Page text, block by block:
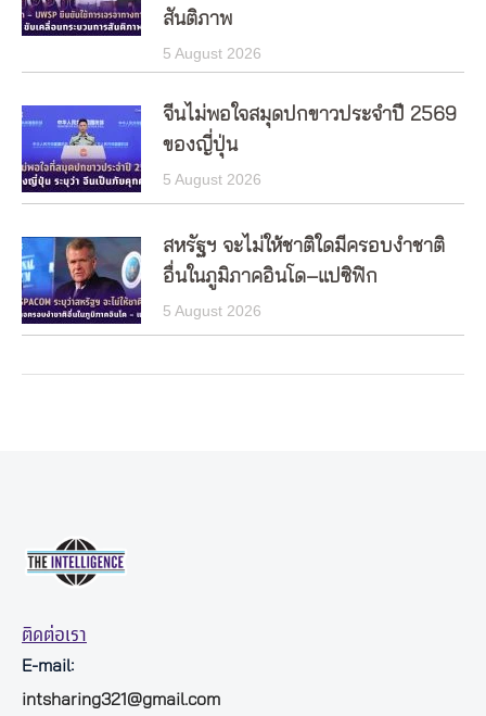
สันติภาพ
5 August 2026
จีนไม่พอใจสมุดปกขาวประจำปี 2569
ของญี่ปุ่น
5 August 2026
สหรัฐฯ จะไม่ให้ชาติใดมีครอบงำชาติ
อื่นในภูมิภาคอินโด–แปซิฟิก
5 August 2026
ติดต่อเรา
E-mail:
intsharing321@gmail.com